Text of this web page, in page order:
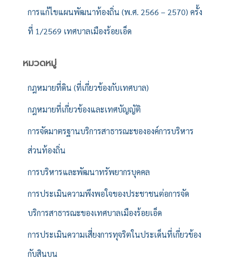
การแก้ไขแผนพัฒนาท้องถิ่น (พ.ศ. 2566 – 2570) ครั้ง
ที่ 1/2569 เทศบาลเมืองร้อยเอ็ด
หมวดหมู่
กฎหมายที่ดิน (ที่เกี่ยวข้องกับเทศบาล)
กฎหมายที่เกี่ยวข้องและเทศบัญญัติ
การจัดมาตรฐานบริการสาธารณะขององค์การบริหาร
ส่วนท้องถิ่น
การบริหารและพัฒนาทรัพยากรบุคคล
การประเมินความพึงพอใจของประชาชนต่อการจัด
บริการสาธารณะของเทศบาลเมืองร้อยเอ็ด
การประเมินความเสี่ยงการทุจริตในประเด็นที่เกี่ยวข้อง
กับสินบน